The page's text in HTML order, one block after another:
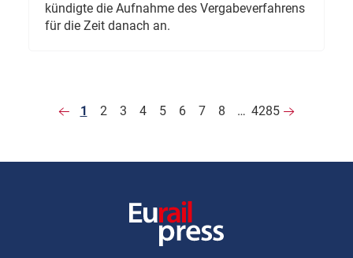
kündigte die Aufnahme des Vergabeverfahrens
für die Zeit danach an.
1 2 3 4 5 6 7 8 … 4285